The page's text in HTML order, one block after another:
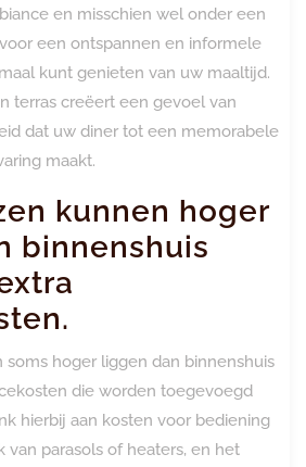
en misschien wel onder een
een ontspannen en informele
kunt genieten van uw maaltijd.
terras creëert een gevoel van
dat uw diner tot een memorabele
maakt.
kunnen hoger
binnenshuis
soms hoger liggen dan binnenshuis
die worden toegevoegd
hierbij aan kosten voor bediening
van parasols of heaters, en het